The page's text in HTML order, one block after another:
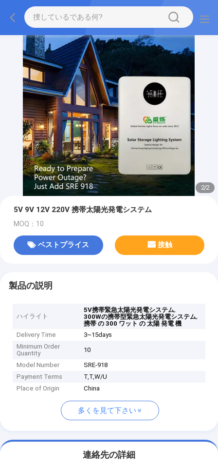
2/2
5V 9V 12V 220V 携帯太陽光発電システム
MOQ：10
ベストプライス 接触
製品の説明
ハイライト
5V携帯緊急太陽光発電システム,
300Wの携帯型緊急太陽光発電システム,
携帯 の 300 ワット の 太陽 発電 機
Delivery Time
3~15days
Minimum Order
Quantity
10
Model Number
SRE-918
Payment Terms
T,T,W/U
Place of Origin
China
多くを見て下さい
連絡先の詳細